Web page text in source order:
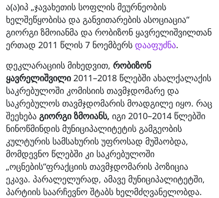
ა(ა)იპ „ჯავახეთის სოფლის მეურნეობის
ხელშეწყობისა და განვითარების ასოციაცია“
გიორგი ზმოიანმა და რობიზონ ყავრელიშვილთან
ერთად 2011 წლის 7 ნოემბერს დააფუძნა.
დეკლარაციის მიხედვით, რობიზონ
ყავრელიშვილი2011–2018 წლებში ახალქალაქის
საკრებულოში კომისიის თავმჯდომარე და
საკრებულოს თავმჯდომარის მოადგილე იყო. რაც
შეეხება გიორგი ზმოიანს, იგი 2010–2014 წლებში
ნინოწმინდის მუნიციპალიტეტის გამგეობის
კულტურის სამსახურის უფროსად მუშაობდა,
მომდევნო წლებში კი საკრებულოში
„ოცნების“ფრაქციის თავმჯდომარის პოზიცია
ეკავა. პარალელურად, ამავე მუნიციპალიტეტში,
პარტიის საარჩევნო შტაბს ხელმძღვანელობდა.